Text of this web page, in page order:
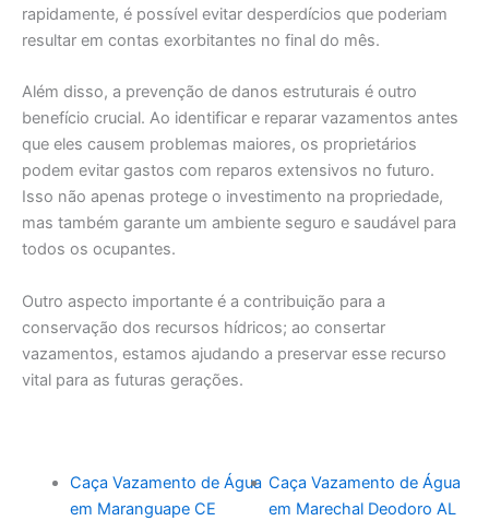
rapidamente, é possível evitar desperdícios que poderiam
resultar em contas exorbitantes no final do mês.
Além disso, a prevenção de danos estruturais é outro
benefício crucial. Ao identificar e reparar vazamentos antes
que eles causem problemas maiores, os proprietários
podem evitar gastos com reparos extensivos no futuro.
Isso não apenas protege o investimento na propriedade,
mas também garante um ambiente seguro e saudável para
todos os ocupantes.
Outro aspecto importante é a contribuição para a
conservação dos recursos hídricos; ao consertar
vazamentos, estamos ajudando a preservar esse recurso
vital para as futuras gerações.
Caça Vazamento de Água
em Maranguape CE
Caça Vazamento de Água
em Marechal Deodoro AL